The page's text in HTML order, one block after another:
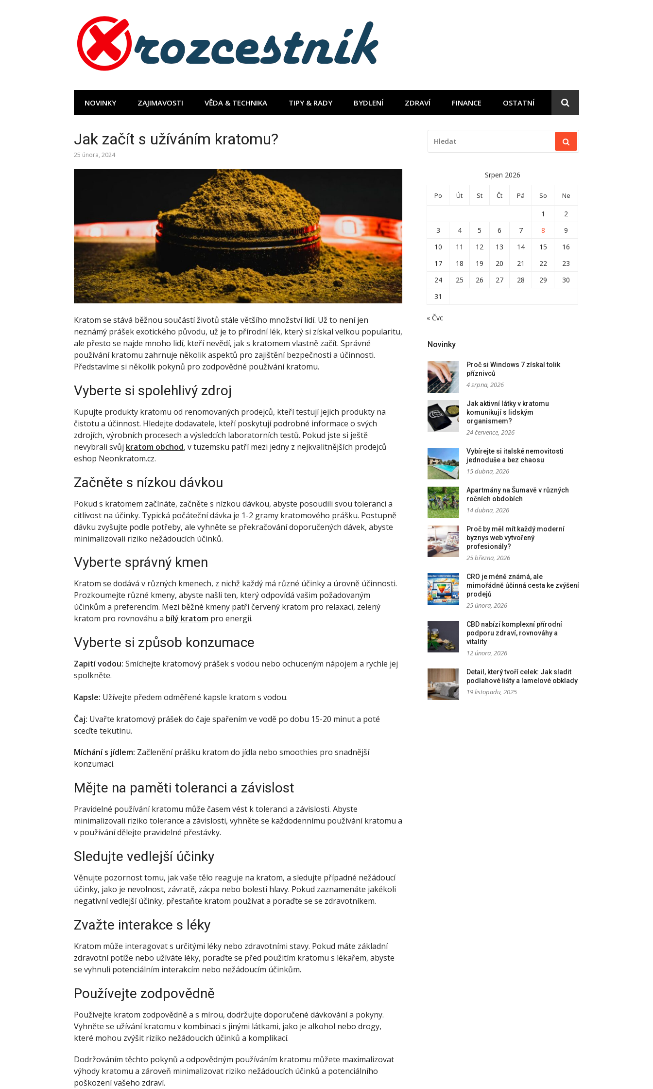
NOVINKY ZAJIMAVOSTI VĚDA & TECHNIKA TIPY & RADY BYDLENÍ ZDRAVÍ FINANCE OSTATNÍ
Jak začít s užíváním kratomu?
25 února, 2024
Kratom se stává běžnou součástí životů stále většího množství lidí. Už to není jen
neznámý prášek exotického původu, už je to přírodní lék, který si získal velkou popularitu,
ale přesto se najde mnoho lidí, kteří nevědí, jak s kratomem vlastně začít. Správné
používání kratomu zahrnuje několik aspektů pro zajištění bezpečnosti a účinnosti.
Představíme si několik pokynů pro zodpovědné používání kratomu.
Vyberte si spolehlivý zdroj
Kupujte produkty kratomu od renomovaných prodejců, kteří testují jejich produkty na
čistotu a účinnost. Hledejte dodavatele, kteří poskytují podrobné informace o svých
zdrojích, výrobních procesech a výsledcích laboratorních testů. Pokud jste si ještě
nevybrali svůj kratom obchod, v tuzemsku patří mezi jedny z nejkvalitnějších prodejců
eshop Neonkratom.cz.
Začněte s nízkou dávkou
Pokud s kratomem začínáte, začněte s nízkou dávkou, abyste posoudili svou toleranci a
citlivost na účinky. Typická počáteční dávka je 1-2 gramy kratomového prášku. Postupně
dávku zvyšujte podle potřeby, ale vyhněte se překračování doporučených dávek, abyste
minimalizovali riziko nežádoucích účinků.
Vyberte správný kmen
Kratom se dodává v různých kmenech, z nichž každý má různé účinky a úrovně účinnosti.
Prozkoumejte různé kmeny, abyste našli ten, který odpovídá vašim požadovaným
účinkům a preferencím. Mezi běžné kmeny patří červený kratom pro relaxaci, zelený
kratom pro rovnováhu a bílý kratom pro energii.
Vyberte si způsob konzumace
Zapití vodou: Smíchejte kratomový prášek s vodou nebo ochuceným nápojem a rychle jej
spolkněte.
Kapsle: Užívejte předem odměřené kapsle kratom s vodou.
Čaj: Uvařte kratomový prášek do čaje spařením ve vodě po dobu 15-20 minut a poté
sceďte tekutinu.
Míchání s jídlem: Začlenění prášku kratom do jídla nebo smoothies pro snadnější
konzumaci.
Mějte na paměti toleranci a závislost
Pravidelné používání kratomu může časem vést k toleranci a závislosti. Abyste
minimalizovali riziko tolerance a závislosti, vyhněte se každodennímu používání kratomu a
v používání dělejte pravidelné přestávky.
Sledujte vedlejší účinky
Věnujte pozornost tomu, jak vaše tělo reaguje na kratom, a sledujte případné nežádoucí
účinky, jako je nevolnost, závratě, zácpa nebo bolesti hlavy. Pokud zaznamenáte jakékoli
negativní vedlejší účinky, přestaňte kratom používat a poraďte se se zdravotníkem.
Zvažte interakce s léky
Kratom může interagovat s určitými léky nebo zdravotními stavy. Pokud máte základní
zdravotní potíže nebo užíváte léky, poraďte se před použitím kratomu s lékařem, abyste
se vyhnuli potenciálním interakcím nebo nežádoucím účinkům.
Používejte zodpovědně
Používejte kratom zodpovědně a s mírou, dodržujte doporučené dávkování a pokyny.
Vyhněte se užívání kratomu v kombinaci s jinými látkami, jako je alkohol nebo drogy,
které mohou zvýšit riziko nežádoucích účinků a komplikací.
Dodržováním těchto pokynů a odpovědným používáním kratomu můžete maximalizovat
výhody kratomu a zároveň minimalizovat riziko nežádoucích účinků a potenciálního
poškození vašeho zdraví.
Srpen 2026
Po Út St Čt Pá So Ne
1
2
3
4 5 6 7 8
9
10
11 12 13 14 15
16
17
18 19 20 21 22
23
24
25 26 27 28 29
30
31
« Čvc
Novinky
Proč si Windows 7 získal tolik
příznivců
4 srpna, 2026
Jak aktivní látky v kratomu
komunikují s lidským
organismem?
24 července, 2026
Vybírejte si italské nemovitosti
jednoduše a bez chaosu
15 dubna, 2026
Apartmány na Šumavě v různých
ročních obdobích
14 dubna, 2026
Proč by měl mít každý moderní
byznys web vytvořený
profesionály?
25 března, 2026
CRO je méně známá, ale
mimořádně účinná cesta ke zvýšení
prodejů
25 února, 2026
CBD nabízí komplexní přírodní
podporu zdraví, rovnováhy a
vitality
12 února, 2026
Detail, který tvoří celek: Jak sladit
podlahové lišty a lamelové obklady
19 listopadu, 2025